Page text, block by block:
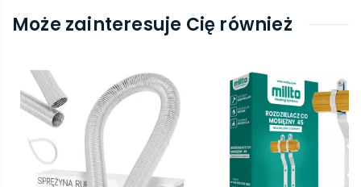
Może zainteresuje Cię również